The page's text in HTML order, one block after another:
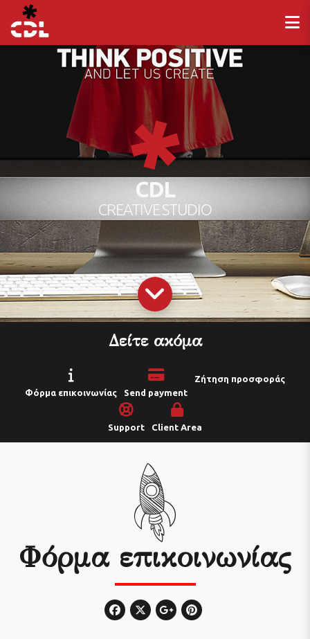
CDL
CREATIVE STUDIO
Δείτε ακόμα
Φόρμα επικοινωνίας Send payment
Ζήτηση προσφοράς
Support Client Area
Φόρμα επικοινωνίας